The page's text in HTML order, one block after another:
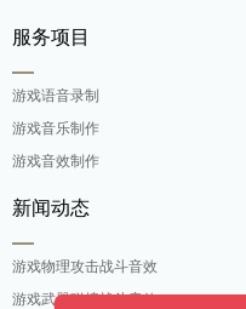
服务项目
游戏语音录制
游戏音乐制作
游戏音效制作
新闻动态
游戏物理攻击战斗音效
游戏武器碰撞战斗音效